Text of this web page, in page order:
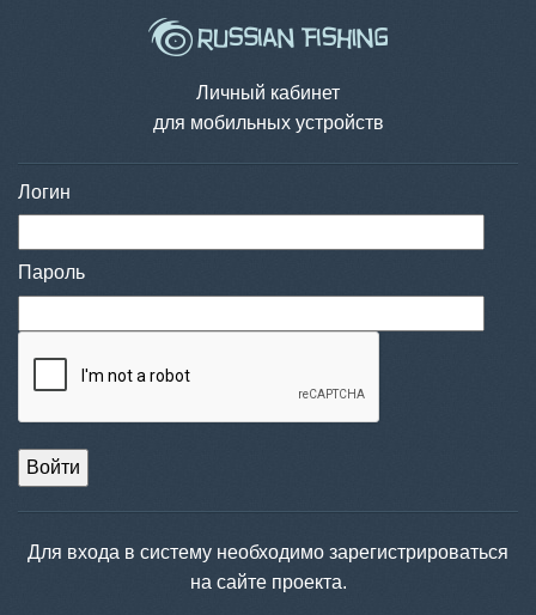
Личный кабинет
для мобильных устройств
Логин
Пароль
Войти
Для входа в систему необходимо зарегистрироваться
на сайте проекта.